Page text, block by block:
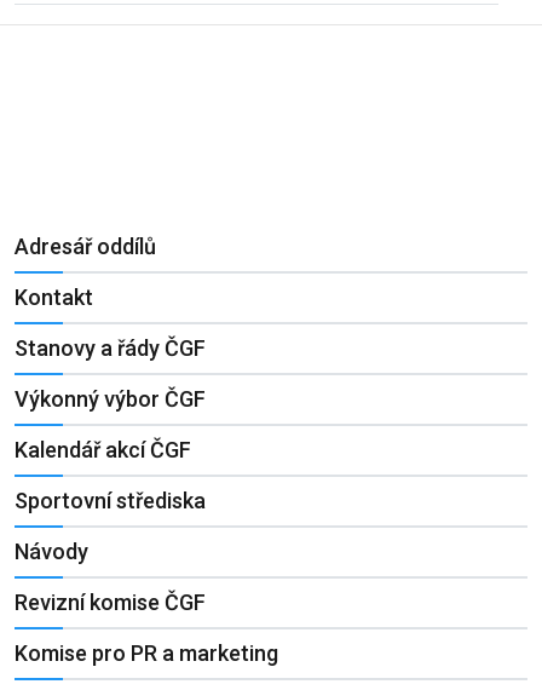
Adresář oddílů
Kontakt
Stanovy a řády ČGF
Výkonný výbor ČGF
Kalendář akcí ČGF
Sportovní střediska
Návody
Revizní komise ČGF
Komise pro PR a marketing